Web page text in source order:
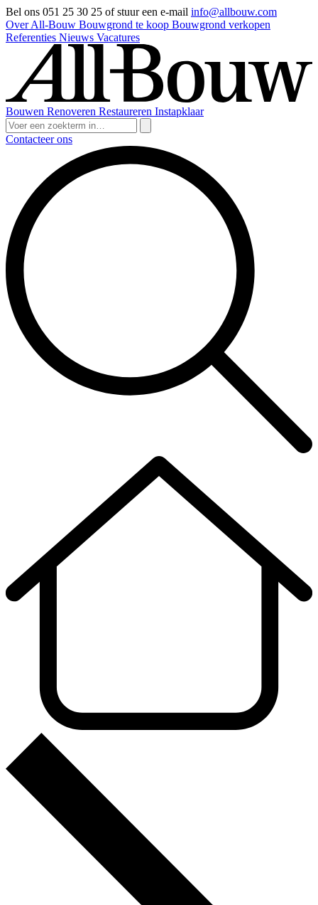
Bel ons 051 25 30 25 of stuur een e-mail info@allbouw.com
Over All-Bouw Bouwgrond te koop Bouwgrond verkopen
Referenties Nieuws Vacatures
Bouwen Renoveren Restaureren Instapklaar
Contacteer ons